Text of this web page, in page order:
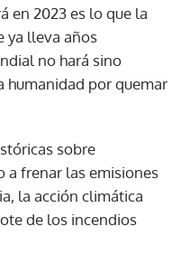
en 2023 es lo que la
ya lleva años
no hará sino
humanidad por quemar
sobre
a frenar las emisiones
la acción climática
de los incendios